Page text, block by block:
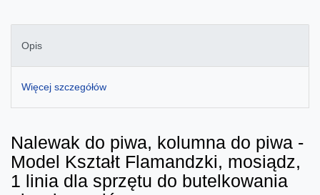
Opis
Więcej szczegółów
Nalewak do piwa, kolumna do piwa -
Model Kształt Flamandzki, mosiądz,
1 linia dla sprzętu do butelkowania